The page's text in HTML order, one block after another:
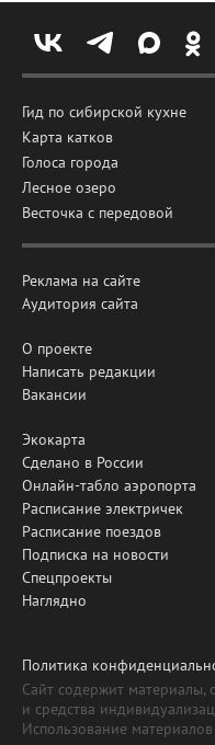
Гид по сибирской кухне
Карта катков
Голоса города
Лесное озеро
Весточка с передовой
Реклама на сайте
Аудитория сайта
О проекте
Написать редакции
Вакансии
Экокарта
Сделано в России
Онлайн-табло аэропорта
Расписание электричек
Расписание поездов
Подписка на новости
Спецпроекты
Наглядно
Политика
Сайт содержит материалы,
и средства
Использование